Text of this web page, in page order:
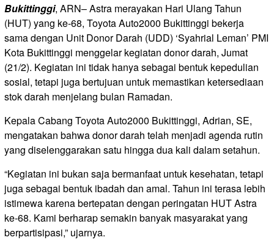
Bukittinggi, ARN– Astra merayakan Hari Ulang Tahun
(HUT) yang ke-68, Toyota Auto2000 Bukittinggi bekerja
sama dengan Unit Donor Darah (UDD) ‘Syahrial Leman’ PMI
Kota Bukittinggi menggelar kegiatan donor darah, Jumat
(21/2). Kegiatan ini tidak hanya sebagai bentuk kepedulian
sosial, tetapi juga bertujuan untuk memastikan ketersediaan
stok darah menjelang bulan Ramadan.
Kepala Cabang Toyota Auto2000 Bukittinggi, Adrian, SE,
mengatakan bahwa donor darah telah menjadi agenda rutin
yang diselenggarakan satu hingga dua kali dalam setahun.
“Kegiatan ini bukan saja bermanfaat untuk kesehatan, tetapi
juga sebagai bentuk ibadah dan amal. Tahun ini terasa lebih
istimewa karena bertepatan dengan peringatan HUT Astra
ke-68. Kami berharap semakin banyak masyarakat yang
berpartisipasi,” ujarnya.